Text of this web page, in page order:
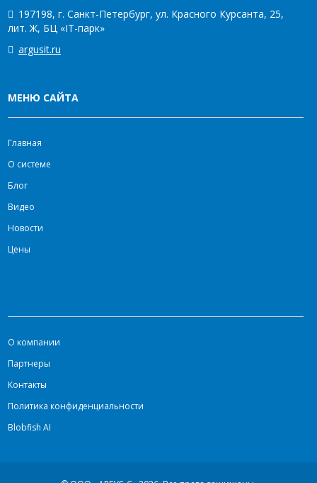
197198, г. Санкт-Петербург, ул. Красного Курсанта, 25,
лит. Ж, БЦ «IT-парк»
argusit.ru
МЕНЮ САЙТА
Главная
О системе
Блог
Видео
Новости
Цены
О компании
Партнеры
Контакты
Политика конфиденциальности
Blobfish AI